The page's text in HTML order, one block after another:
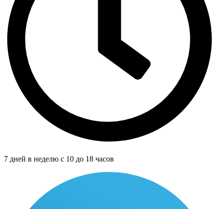
7 дней в неделю с 10 до 18 часов